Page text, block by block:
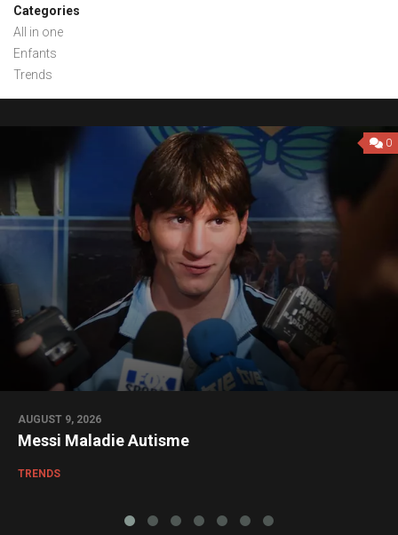
Categories
All in one
Enfants
Trends
0
AUGUST 9, 2026
Messi Maladie Autisme
TRENDS